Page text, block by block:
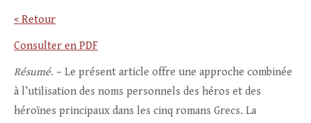
< Retour
Consulter en PDF
Résumé. – Le présent article offre une approche combinée
à l’utilisation des noms personnels des héros et des
héroïnes principaux dans les cinq romans Grecs. La